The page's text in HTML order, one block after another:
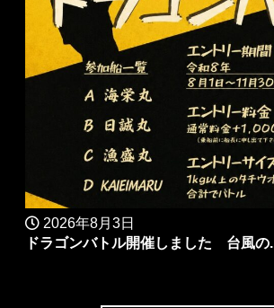
2026年8月3日
ドラゴンバトル開催しました 台風の